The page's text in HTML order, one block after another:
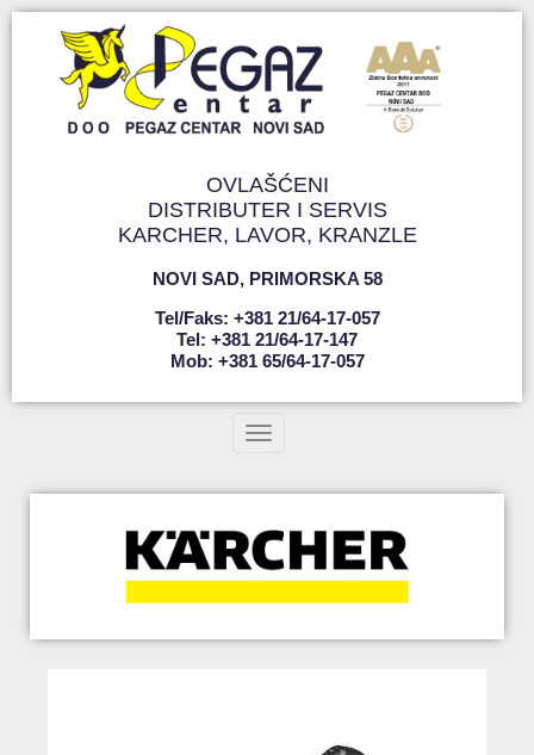
OVLAŠĆENI
DISTRIBUTER I SERVIS
KARCHER, LAVOR, KRANZLE
NOVI SAD, PRIMORSKA 58
Tel/faks: +381 21/64-17-057
Tel: +381 21/64-17-147
Mob: +381 65/64-17-057
Toggle navigation